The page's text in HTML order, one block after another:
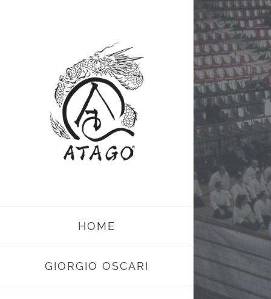
HOME
GIORGIO OSCARI